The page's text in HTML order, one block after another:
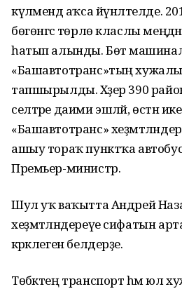
күләмендә аҡса йүнәлтелде.
бөгөнгәсә төрлө класлы
һатып алынды. Бөтә
«Башавтотранс»тың
тапшырылды. Хәҙер 390
селтәре даими эшләй, өстән
«Башавтотранс»
ашыу тораҡ пунктҡа
Премьер-министр.
Шул уҡ ваҡытта Андрей
хеҙмәтләндереүе сифатын
кәрәклеген белдерҙе.
Төбәктең транспорт һәм юл